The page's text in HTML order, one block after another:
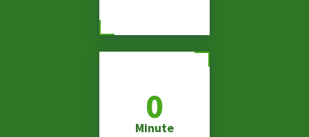
0
Minute